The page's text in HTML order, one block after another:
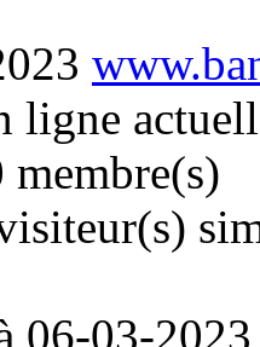
ligne
06-03-